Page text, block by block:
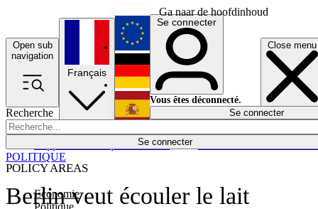
Ga naar de hoofdinhoud
Open sub
navigation
Close menu
Recherche
Se connecter
POLICY AREAS
Economie
Politique
Économie
Français
English
Deutsch
Español
Se connecter
Vous êtes déconnecté.
Se connecter
Berlin veut écouler le lait
POLITIQUE